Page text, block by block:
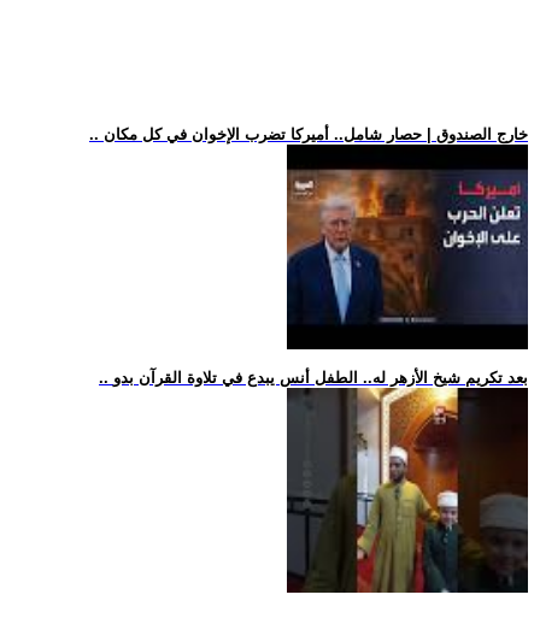
.. خارج الصندوق | حصار شامل.. أميركا تضرب الإخوان في كل مكان
.. بعد تكريم شيخ الأزهر له.. الطفل أنس يبدع في تلاوة القرآن بدو